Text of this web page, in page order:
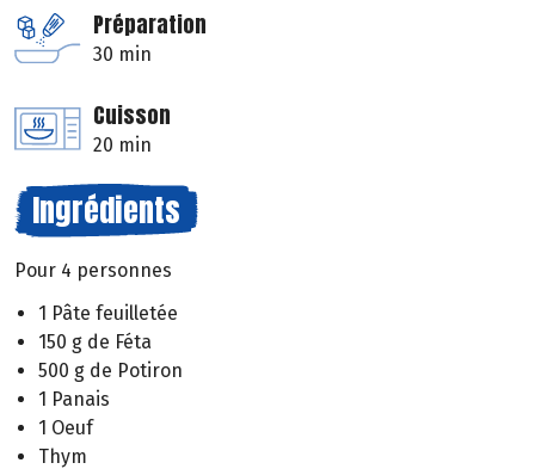
Préparation
30 min
Cuisson
20 min
Ingrédients
Pour 4 personnes
1 Pâte feuilletée
150 g de Féta
500 g de Potiron
1 Panais
1 Oeuf
Thym